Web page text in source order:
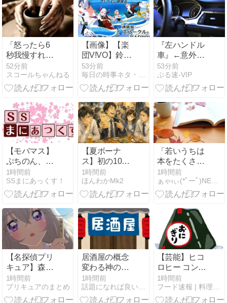
れた」と浜口
直樹ディレク
ターが公式イ
ンタビューで
告白
「怒ったら6
秒我慢すれば
怒りは収ま
る」って言う
けど・・・
52分前
スコールちゃんねる
【画像】【楽
団V!VO】鈴木
勝が挑む！
RADWIMPS「ス
パークル」オ
会「鈴木勝 セ
ラフ・ダズル
ガーデン エリ
ー・コニファ
ー 立伝都々 え
ま★おうがす
と 」
53分前
『左ハンドル
車』←意外と
デメリットが
ないことが判
明wwwwwww
53分前
ぶる速-VIP
【モバマス】
ぷちのん、ふ
てのんと化
す。
1時間前
SSまにあっくす！
【夏ボーナ
ス】初の100
万円超え うち
も有名メーカ
ーで上場企業
がすごい
1時間前
ほんわかMk2
「若いうちは
本をたくさん
読め」←これ
って
1時間前
ぁゃιぃ(*ﾟーﾟ)NEWS 2nd
【名探偵プリ
キュア】森亜
るるかさん、
24話からコン
ビニアイスを
1時間前
プリキュアのまとめ
居酒屋の概念
変わる神の一
皿
1時間前
【芸能】ヒコ
ロヒー コンビ
ニで割引おに
ぎりは〝絶対
買わない〟理
1時間前